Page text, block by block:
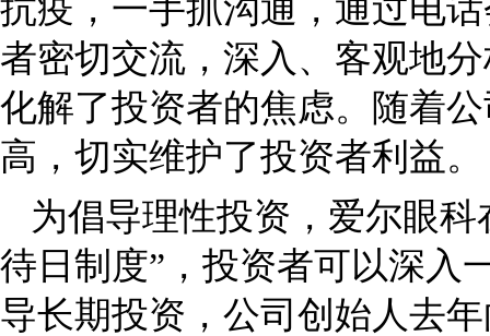
抗疫，一手抓沟通，通过电
者密切交流，深入、客观地
化解了投资者的焦虑。随着
高，切实维护了投资者利益。
为倡导理性投资，爱尔眼
待日制度”，投资者可以深入
导长期投资，公司创始人去